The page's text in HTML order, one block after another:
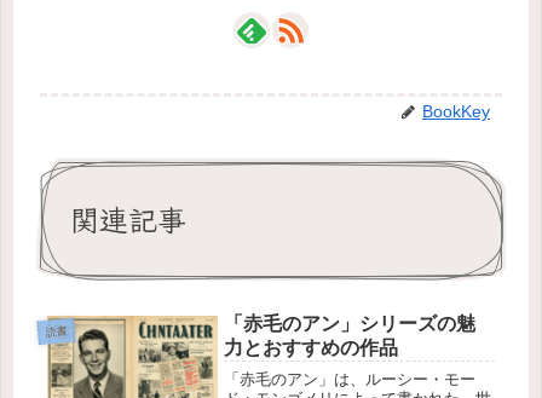
BookKey
関連記事
読書
「赤毛のアン」シリーズの魅
力とおすすめの作品
「赤毛のアン」は、ルーシー・モー